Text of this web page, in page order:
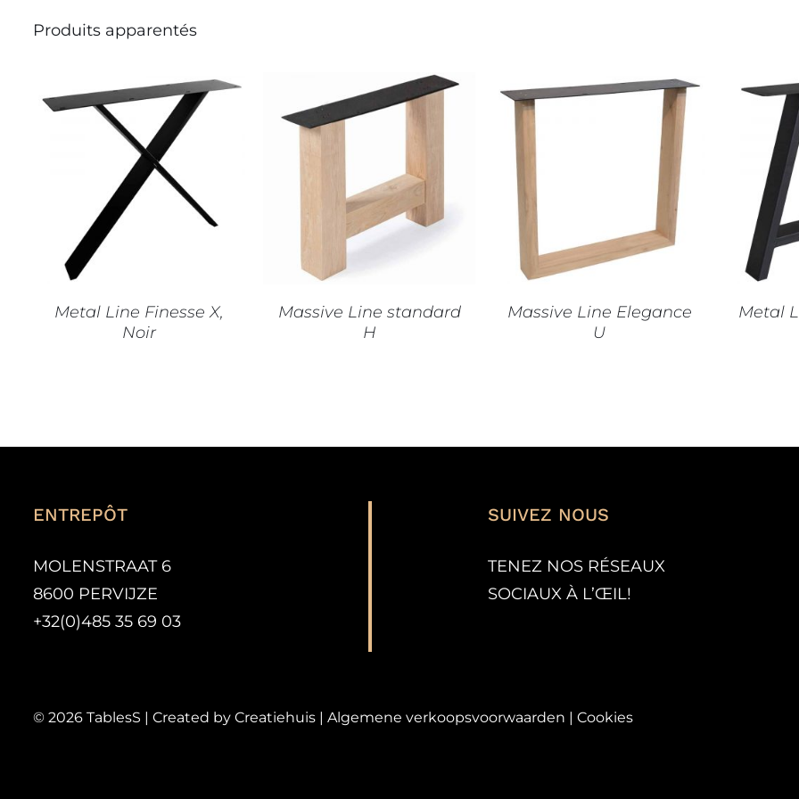
Produits apparentés
AJOUTER AU PANIER
DÉTAILS
Metal Line Finesse X,
Noir
AJOUTER AU PANIER
DÉTAILS
Massive Line standard
H
Massive Line Elegance
U
CHOIX
Metal
ENTREPÔT
MOLENSTRAAT 6
8600 PERVIJZE
+32(0)485 35 69 03
SUIVEZ NOUS
TENEZ NOS RÉSEAUX
SOCIAUX À L’ŒIL!
© 2026 TablesS | Created by Creatiehuis | Algemene verkoopsvoorwaarden | Cookies